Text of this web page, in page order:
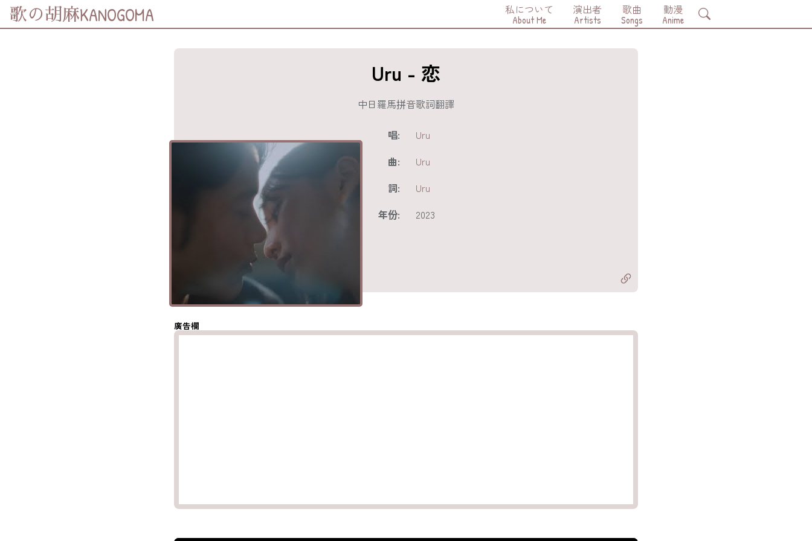
歌の胡麻KANOGOMA 私について
About Me
演出者
Artists
歌曲
Songs
動漫
Anime
Search
Uru - 恋
中日羅馬拼音歌詞翻譯
唱:
Uru
曲:
Uru
詞:
Uru
年份:
2023
Whatsapp
複製鏈結
廣告欄